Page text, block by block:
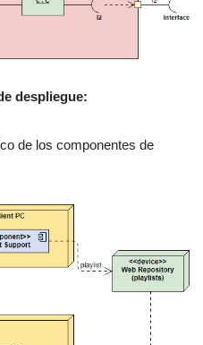
despliegue:
de los componentes de